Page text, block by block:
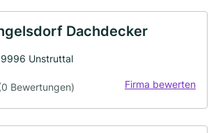
Dachdecker
Unstruttal
Bewertungen) Firma bewerten